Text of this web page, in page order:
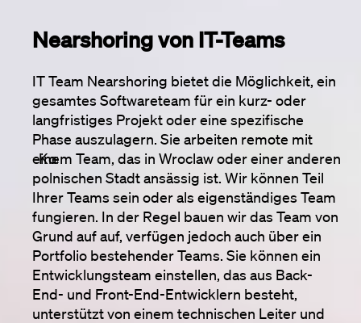
bei
Maandag®
Kunden
Kontakt
Nearshoring von IT-Teams
IT Team Nearshoring bietet die Möglichkeit, ein
gesamtes Softwareteam für ein kurz- oder
langfristiges Projekt oder eine spezifische
Phase auszulagern. Sie arbeiten remote mit
einem Team, das in Wroclaw oder einer anderen
polnischen Stadt ansässig ist. Wir können Teil
Ihrer Teams sein oder als eigenständiges Team
fungieren. In der Regel bauen wir das Team von
Grund auf auf, verfügen jedoch auch über ein
Portfolio bestehender Teams. Sie können ein
Entwicklungsteam einstellen, das aus Back-
End- und Front-End-Entwicklern besteht,
unterstützt von einem technischen Leiter und